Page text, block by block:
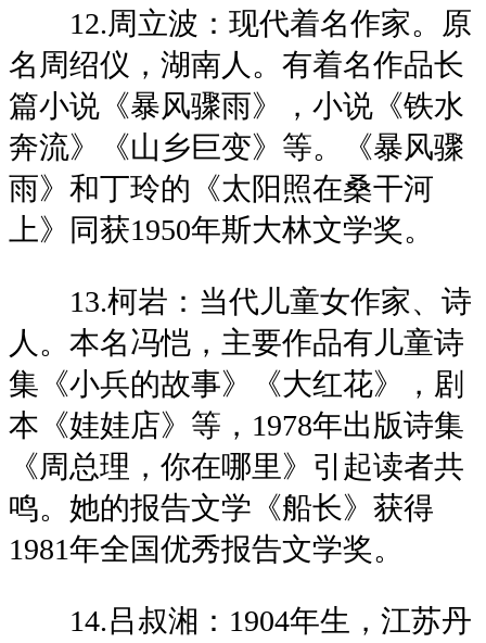
12.周立波：现代着名作家。原
名周绍仪，湖南人。有着名作品长
篇小说《暴风骤雨》，小说《铁水
奔流》《山乡巨变》等。《暴风骤
雨》和丁玲的《太阳照在桑干河
上》同获1950年斯大林文学奖。
13.柯岩：当代儿童女作家、诗
人。本名冯恺，主要作品有儿童诗
集《小兵的故事》《大红花》，剧
本《娃娃店》等，1978年出版诗集
《周总理，你在哪里》引起读者共
鸣。她的报告文学《船长》获得
1981年全国优秀报告文学奖。
14.吕叔湘：1904年生，江苏丹